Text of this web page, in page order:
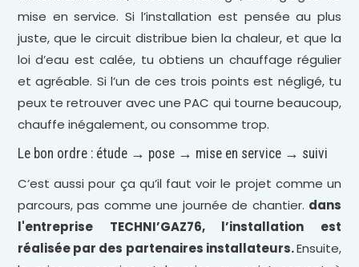
mise en service. Si l’installation est pensée au plus
juste, que le circuit distribue bien la chaleur, et que la
loi d’eau est calée, tu obtiens un chauffage régulier
et agréable. Si l’un de ces trois points est négligé, tu
peux te retrouver avec une PAC qui tourne beaucoup,
chauffe inégalement, ou consomme trop.
Le bon ordre : étude → pose → mise en service → suivi
C’est aussi pour ça qu’il faut voir le projet comme un
parcours, pas comme une journée de chantier. dans
l'entreprise TECHNI’GAZ76, l’installation est
réalisée par des partenaires installateurs.Ensuite,